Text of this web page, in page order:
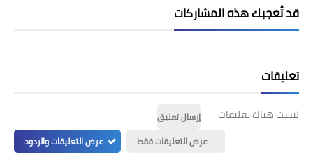
قد تُعجبك هذه المشاركات
تعليقات
ليست هناك تعليقات
إرسال تعليق
عرض التعليقات فقط
عرض التعليقات والردود